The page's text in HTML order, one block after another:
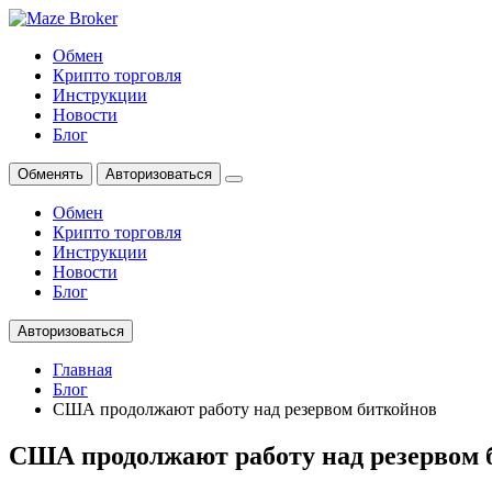
Обмен
Крипто торговля
Инструкции
Новости
Блог
Обменять Авторизоваться
Обмен
Крипто торговля
Инструкции
Новости
Блог
Авторизоваться
Главная
Блог
США продолжают работу над резервом биткойнов
США продолжают работу над резервом